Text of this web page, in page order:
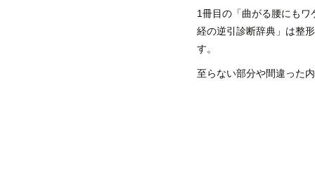
1冊目の「曲がる腰にも
経の逆引診断辞典」は整
す。
至らない部分や間違った